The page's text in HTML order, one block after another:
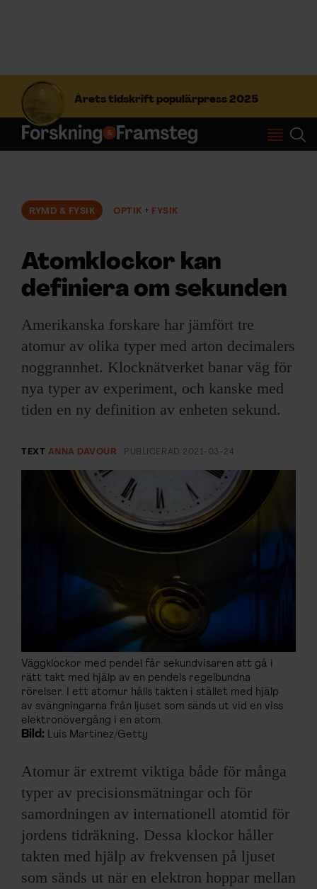
Årets tidskrift populärpress 2025
S
f
t
Prenumerera
ÄMNEN
ARKIV & E-TIDNING
LYSSNA/PODD
EVENEMANG & RESOR
KONTAKTA F&F
SKRIV I F&F
PRENUMERERA PÅ F&F
ANNONSERA I F&F
RYMD & FYSIK OPTIK FYSIK
Atomklockor kan
definiera om sekunden
Amerikanska forskare har jämfört tre
atomur av olika typer med arton decimalers
noggrannhet. Klocknätverket banar väg för
nya typer av experiment, och kanske med
tiden en ny definition av enheten sekund.
TEXT ANNA DAVOUR PUBLICERAD 2021-03-24
Väggklockor med pendel får sekundvisaren att gå i
rätt takt med hjälp av en pendels regelbundna
rörelser. I ett atomur hålls takten i stället med hjälp
av svängningarna från ljuset som sänds ut vid en viss
elektronövergång i en atom.
Bild: Luis Martinez/Getty
Atomur är extremt viktiga både för många
typer av precisionsmätningar och för
samordningen av internationell atomtid för
jordens tidräkning. Dessa klockor håller
takten med hjälp av frekvensen på ljuset
som sänds ut när en elektron hoppar mellan